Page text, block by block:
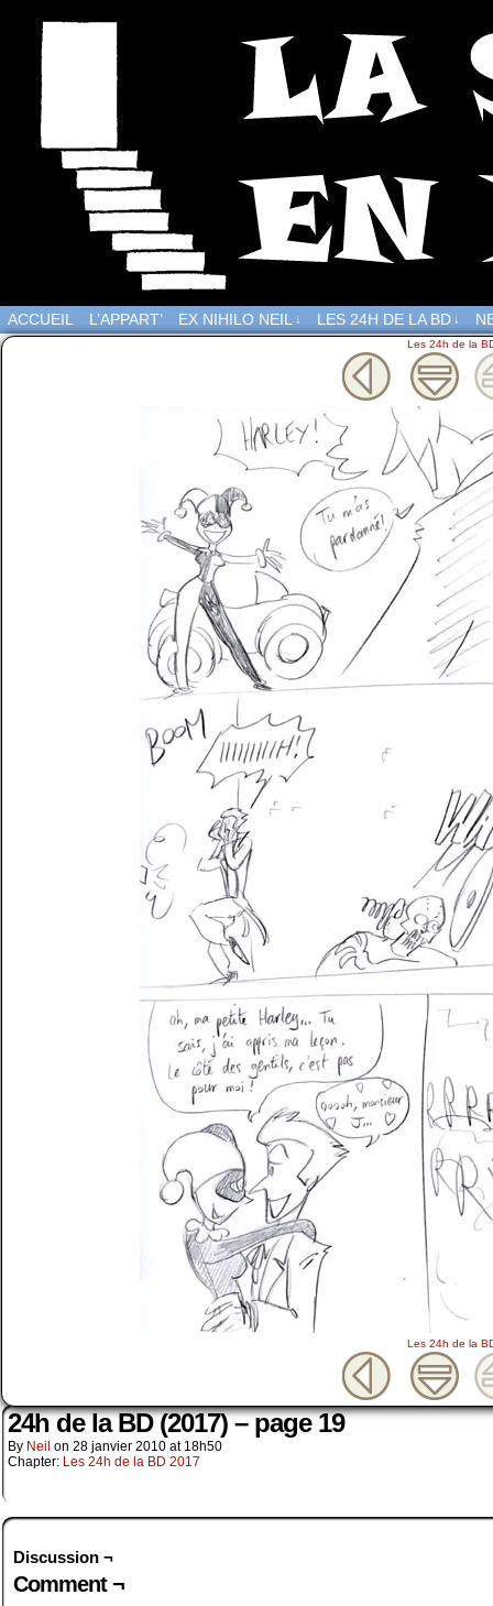
ACCUEIL L’APPART’ EX NIHILO NEIL ↓ LES 24H DE LA BD ↓
Les 24h de la
Les 24h de la
24h de la BD (2017) – page 19
By Neil on 28 janvier 2010 at 18h50
Chapter: Les 24h de la BD 2017
Discussion ¬
Comment ¬